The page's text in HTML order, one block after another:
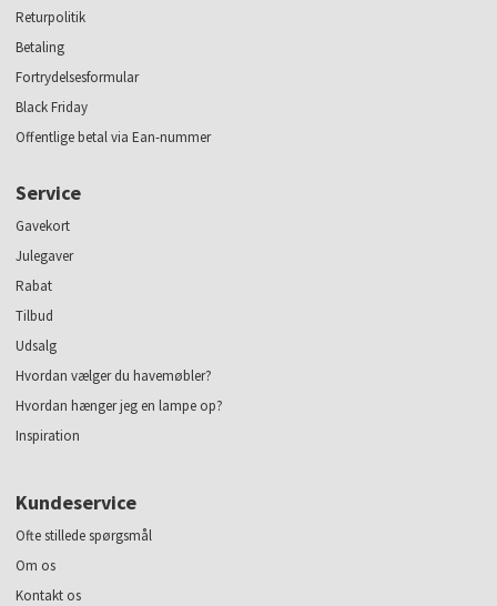
Returpolitik
Betaling
Fortrydelsesformular
Black Friday
Offentlige betal via Ean-nummer
Service
Gavekort
Julegaver
Rabat
Tilbud
Udsalg
Hvordan vælger du havemøbler?
Hvordan hænger jeg en lampe op?
Inspiration
Kundeservice
Ofte stillede spørgsmål
Om os
Kontakt os